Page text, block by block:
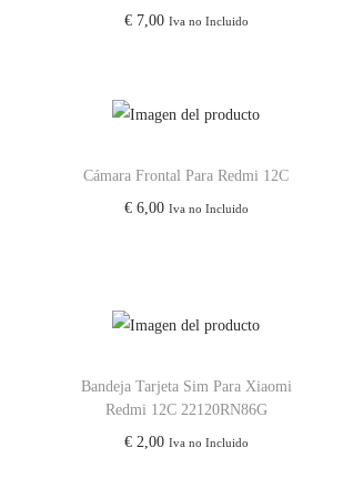
€7,00 Iva no Incluido
Cámara Frontal Para Redmi 12C
€6,00 Iva no Incluido
Bandeja Tarjeta Sim Para Xiaomi
Redmi 12C 22120RN86G
€2,00 Iva no Incluido